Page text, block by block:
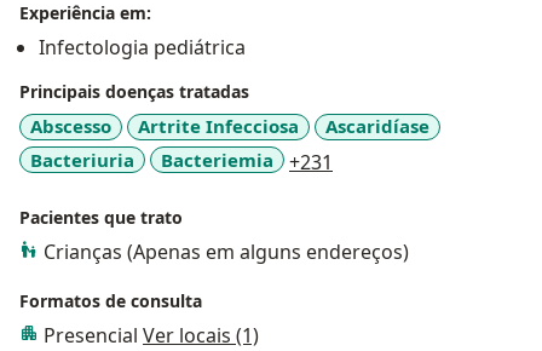
Durante sua formação participou de diversos
congressos internacionais e fez estágio Observacional
no Serviço de Infectologia Pediátrica do Hospital St
Mary's da Imperial College London.
Experiência em:
Infectologia pediátrica
Principais doenças tratadas
Abscesso Artrite Infecciosa
Ascaridíase
Bacteriuria
Bacteriemia +231
Pacientes que trato
Crianças (Apenas em alguns endereços)
Formatos de consulta
Presencial Ver locais (1)